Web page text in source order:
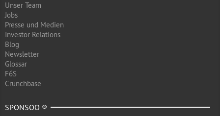
Unser Team
Jobs
Presse und Medien
Investor Relations
Blog
Newsletter
Glossar
F6S
Crunchbase
SPONSOO ®